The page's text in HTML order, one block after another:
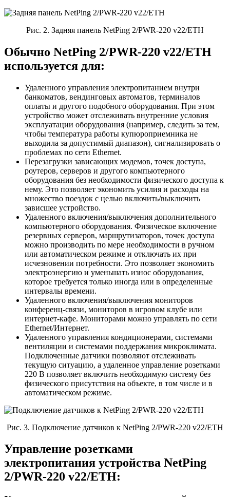
Рис. 2. Задняя панель NetPing 2/PWR-220 v22/ETH
Обычно NetPing 2/PWR-220 v22/ETH
используется для:
Удаленного управления электропитанием внутри
банкоматов, вендинговых автоматов, терминалов
оплаты и другого подобного оборудования. При этом
устройство может отслеживать внутренние условия
эксплуатации оборудования (например, следить за тем,
чтобы температура работы купюроприемника не
выходила за допустимый диапазон), сигнализировать о
проблемах по сети Ethernet.
Перезагрузки зависающих модемов, точек доступа,
роутеров, серверов и другого компьютерного
оборудования без необходимости физического доступа к
нему. Это позволяет экономить усилия и расходы на
множество поездок с целью включить/выключить
зависшее устройство.
Удаленного включения/выключения дополнительного
компьютерного оборудования. Физическое включение
резервных серверов, маршрутизаторов, точек доступа
можно производить по мере необходимости в ручном
или автоматическом режиме и отключать их при
исчезновении потребности. Это позволяет экономить
электроэнергию и уменьшать износ оборудования,
которое требуется только иногда или в определенные
интервалы времени.
Удаленного включения/выключения мониторов
конференц-связи, мониторов в игровом клубе или
интернет-кафе. Мониторами можно управлять по сети
Ethernet/Интернет.
Удаленного управления кондиционерами, системами
вентиляции и системами поддержания микроклимата.
Подключенные датчики позволяют отслеживать
текущую ситуацию, а удаленное управление розетками
220 В позволяет включить необходимую систему без
физического присутствия на объекте, в том числе и в
автоматическом режиме.
Рис. 3. Подключение датчиков к NetPing 2/PWR-220 v22/ETH
Управление розетками
электропитания устройства NetPing
2/PWR-220 v22/ETH: